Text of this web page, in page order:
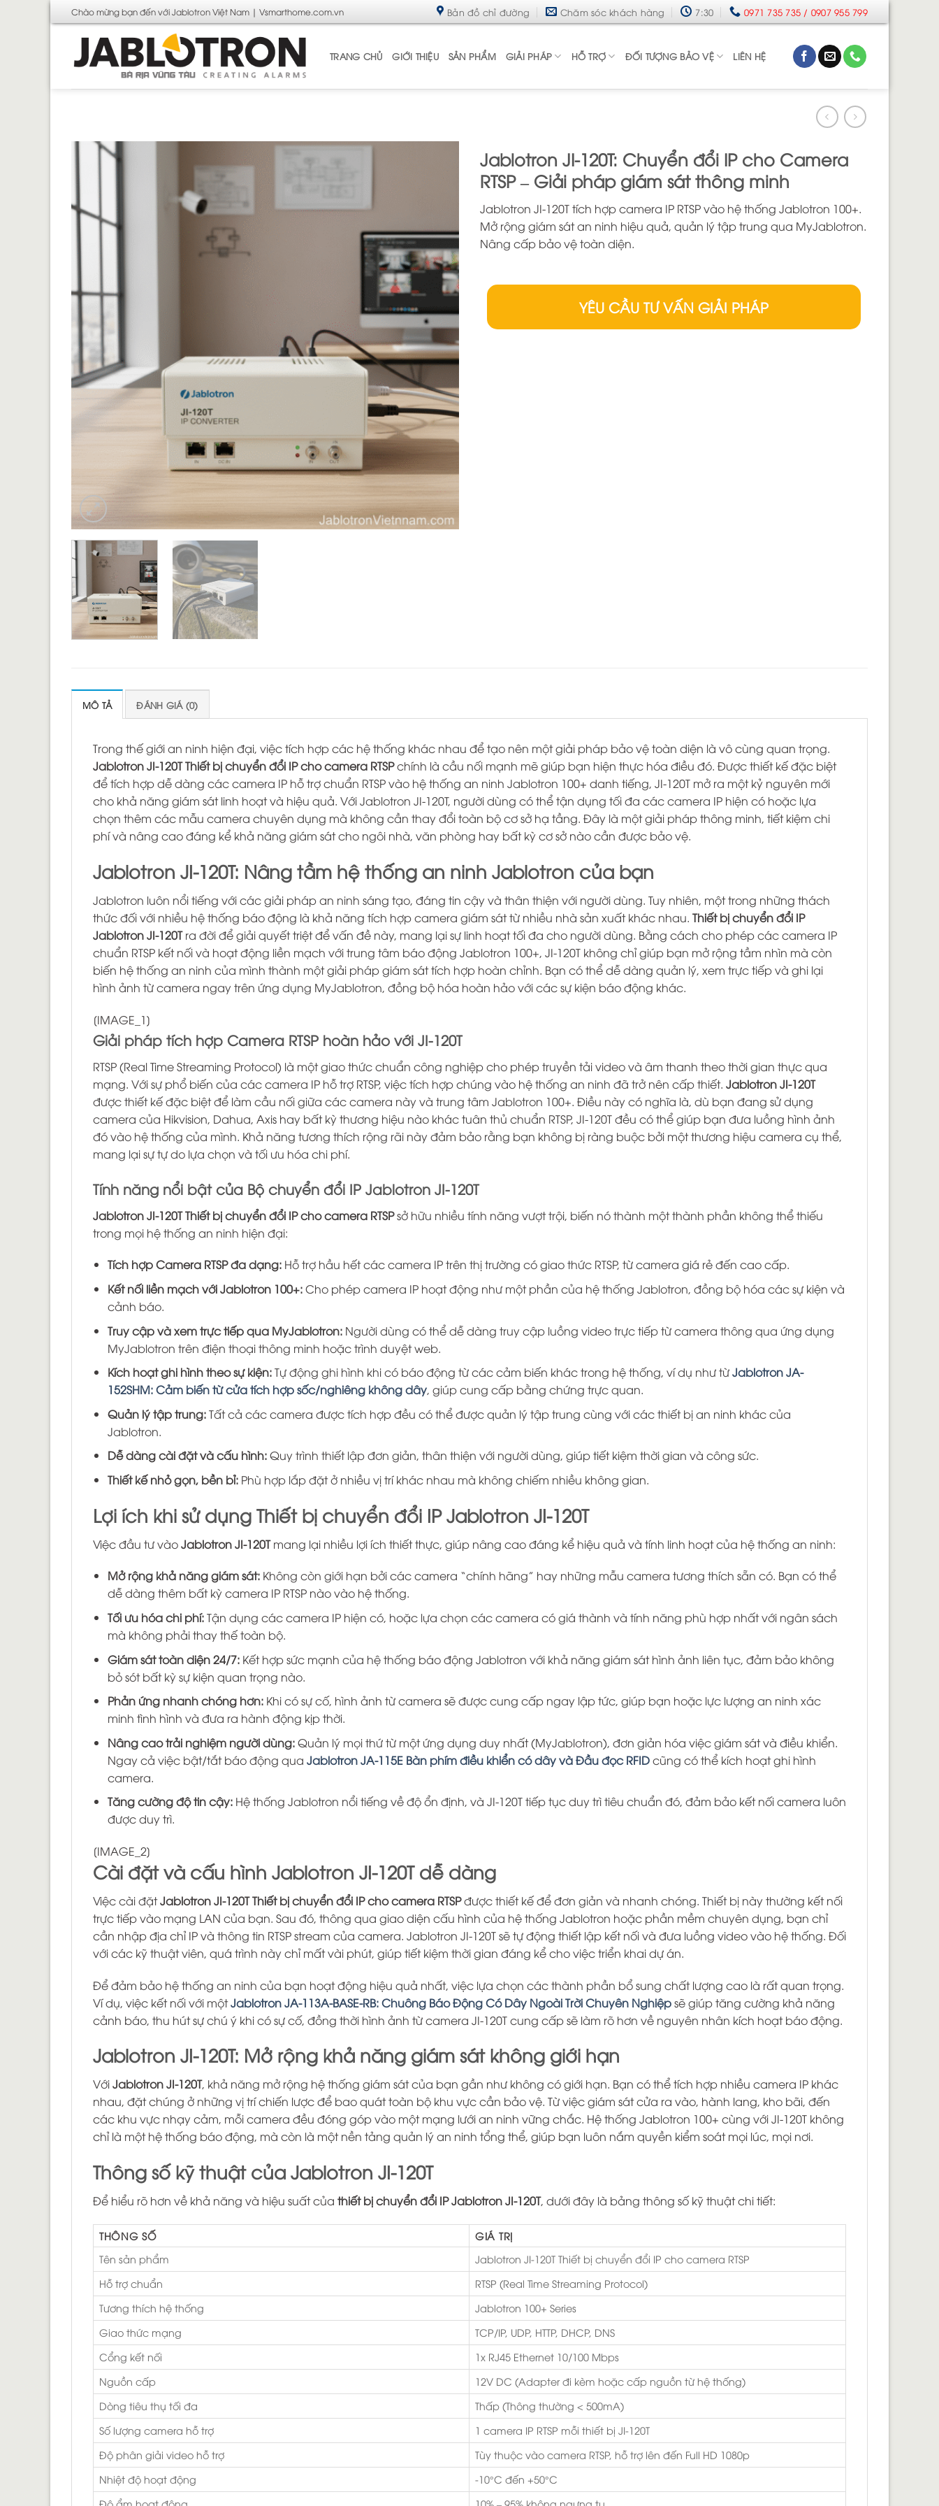
Bỏ
qua
dung
Chào mừng bạn đến với Jablotron Việt Nam | Vsmarthome.com.vn Bản đồ chỉ đường Chăm sóc khách hàng 7:30 0971 735 735 / 0907 955 799
TRANG CHỦ GIỚI THIỆU SẢN PHẨM GIẢI PHÁP HỖ TRỢ ĐỐI TƯỢNG BẢO VỆ LIÊN HỆ
Jablotron JI-120T: Chuyển đổi IP cho Camera
RTSP – Giải pháp giám sát thông minh
Jablotron JI-120T tích hợp camera IP RTSP vào hệ thống Jablotron 100+.
Mở rộng giám sát an ninh hiệu quả, quản lý tập trung qua MyJablotron.
Nâng cấp bảo vệ toàn diện.
YÊU CẦU TƯ VẤN GIẢI PHÁP
MÔ TẢ ĐÁNH GIÁ (0)
Trong thế giới an ninh hiện đại, việc tích hợp các hệ thống khác nhau để tạo nên một giải pháp bảo vệ toàn diện là vô cùng quan trọng.
Jablotron JI-120T Thiết bị chuyển đổi IP cho camera RTSPchính là cầu nối mạnh mẽ giúp bạn hiện thực hóa điều đó. Được thiết kế đặc biệt
để tích hợp dễ dàng các camera IP hỗ trợ chuẩn RTSP vào hệ thống an ninh Jablotron 100+ danh tiếng, JI-120T mở ra một kỷ nguyên mới
cho khả năng giám sát linh hoạt và hiệu quả. Với Jablotron JI-120T, người dùng có thể tận dụng tối đa các camera IP hiện có hoặc lựa
chọn thêm các mẫu camera chuyên dụng mà không cần thay đổi toàn bộ cơ sở hạ tầng. Đây là một giải pháp thông minh, tiết kiệm chi
phí và nâng cao đáng kể khả năng giám sát cho ngôi nhà, văn phòng hay bất kỳ cơ sở nào cần được bảo vệ.
Jablotron JI-120T: Nâng tầm hệ thống an ninh Jablotron của bạn
Jablotron luôn nổi tiếng với các giải pháp an ninh sáng tạo, đáng tin cậy và thân thiện với người dùng. Tuy nhiên, một trong những thách
thức đối với nhiều hệ thống báo động là khả năng tích hợp camera giám sát từ nhiều nhà sản xuất khác nhau. Thiết bị chuyển đổi IP
Jablotron JI-120Tra đời để giải quyết triệt để vấn đề này, mang lại sự linh hoạt tối đa cho người dùng. Bằng cách cho phép các camera IP
chuẩn RTSP kết nối và hoạt động liền mạch với trung tâm báo động Jablotron 100+, JI-120T không chỉ giúp bạn mở rộng tầm nhìn mà còn
biến hệ thống an ninh của mình thành một giải pháp giám sát tích hợp hoàn chỉnh. Bạn có thể dễ dàng quản lý, xem trực tiếp và ghi lại
hình ảnh từ camera ngay trên ứng dụng MyJablotron, đồng bộ hóa hoàn hảo với các sự kiện báo động khác.
[IMAGE_1]
Giải pháp tích hợp Camera RTSP hoàn hảo với JI-120T
RTSP (Real Time Streaming Protocol) là một giao thức chuẩn công nghiệp cho phép truyền tải video và âm thanh theo thời gian thực qua
mạng. Với sự phổ biến của các camera IP hỗ trợ RTSP, việc tích hợp chúng vào hệ thống an ninh đã trở nên cấp thiết. Jablotron JI-120T
được thiết kế đặc biệt để làm cầu nối giữa các camera này và trung tâm Jablotron 100+. Điều này có nghĩa là, dù bạn đang sử dụng
camera của Hikvision, Dahua, Axis hay bất kỳ thương hiệu nào khác tuân thủ chuẩn RTSP, JI-120T đều có thể giúp bạn đưa luồng hình ảnh
đó vào hệ thống của mình. Khả năng tương thích rộng rãi này đảm bảo rằng bạn không bị ràng buộc bởi một thương hiệu camera cụ thể,
mang lại sự tự do lựa chọn và tối ưu hóa chi phí.
Tính năng nổi bật của Bộ chuyển đổi IP Jablotron JI-120T
Jablotron JI-120T Thiết bị chuyển đổi IP cho camera RTSPsở hữu nhiều tính năng vượt trội, biến nó thành một thành phần không thể thiếu
trong mọi hệ thống an ninh hiện đại:
Tích hợp Camera RTSP đa dạng:Hỗ trợ hầu hết các camera IP trên thị trường có giao thức RTSP, từ camera giá rẻ đến cao cấp.
Kết nối liền mạch với Jablotron 100+:Cho phép camera IP hoạt động như một phần của hệ thống Jablotron, đồng bộ hóa các sự kiện và
cảnh báo.
Truy cập và xem trực tiếp qua MyJablotron:Người dùng có thể dễ dàng truy cập luồng video trực tiếp từ camera thông qua ứng dụng
MyJablotron trên điện thoại thông minh hoặc trình duyệt web.
Kích hoạt ghi hình theo sự kiện:Tự động ghi hình khi có báo động từ các cảm biến khác trong hệ thống, ví dụ như từJablotron JA-
152SHM: Cảm biến từ cửa tích hợp sốc/nghiêng không dây, giúp cung cấp bằng chứng trực quan.
Quản lý tập trung:Tất cả các camera được tích hợp đều có thể được quản lý tập trung cùng với các thiết bị an ninh khác của
Jablotron.
Dễ dàng cài đặt và cấu hình:Quy trình thiết lập đơn giản, thân thiện với người dùng, giúp tiết kiệm thời gian và công sức.
Thiết kế nhỏ gọn, bền bỉ:Phù hợp lắp đặt ở nhiều vị trí khác nhau mà không chiếm nhiều không gian.
Lợi ích khi sử dụng Thiết bị chuyển đổi IP Jablotron JI-120T
Việc đầu tư vàoJablotron JI-120Tmang lại nhiều lợi ích thiết thực, giúp nâng cao đáng kể hiệu quả và tính linh hoạt của hệ thống an ninh:
Mở rộng khả năng giám sát:Không còn giới hạn bởi các camera “chính hãng” hay những mẫu camera tương thích sẵn có. Bạn có thể
dễ dàng thêm bất kỳ camera IP RTSP nào vào hệ thống.
Tối ưu hóa chi phí:Tận dụng các camera IP hiện có, hoặc lựa chọn các camera có giá thành và tính năng phù hợp nhất với ngân sách
mà không phải thay thế toàn bộ.
Giám sát toàn diện 24/7:Kết hợp sức mạnh của hệ thống báo động Jablotron với khả năng giám sát hình ảnh liên tục, đảm bảo không
bỏ sót bất kỳ sự kiện quan trọng nào.
Phản ứng nhanh chóng hơn:Khi có sự cố, hình ảnh từ camera sẽ được cung cấp ngay lập tức, giúp bạn hoặc lực lượng an ninh xác
minh tình hình và đưa ra hành động kịp thời.
Nâng cao trải nghiệm người dùng:Quản lý mọi thứ từ một ứng dụng duy nhất (MyJablotron), đơn giản hóa việc giám sát và điều khiển.
Ngay cả việc bật/tắt báo động qua Jablotron JA-115E Bàn phím điều khiển có dây và Đầu đọc RFIDcũng có thể kích hoạt ghi hình
camera.
Tăng cường độ tin cậy:Hệ thống Jablotron nổi tiếng về độ ổn định, và JI-120T tiếp tục duy trì tiêu chuẩn đó, đảm bảo kết nối camera luôn
được duy trì.
[IMAGE_2]
Cài đặt và cấu hình Jablotron JI-120T dễ dàng
Việc cài đặtJablotron JI-120T Thiết bị chuyển đổi IP cho camera RTSPđược thiết kế để đơn giản và nhanh chóng. Thiết bị này thường kết nối
trực tiếp vào mạng LAN của bạn. Sau đó, thông qua giao diện cấu hình của hệ thống Jablotron hoặc phần mềm chuyên dụng, bạn chỉ
cần nhập địa chỉ IP và thông tin RTSP stream của camera. Jablotron JI-120T sẽ tự động thiết lập kết nối và đưa luồng video vào hệ thống. Đối
với các kỹ thuật viên, quá trình này chỉ mất vài phút, giúp tiết kiệm thời gian đáng kể cho việc triển khai dự án.
Để đảm bảo hệ thống an ninh của bạn hoạt động hiệu quả nhất, việc lựa chọn các thành phần bổ sung chất lượng cao là rất quan trọng.
Ví dụ, việc kết nối với mộtJablotron JA-113A-BASE-RB: Chuông Báo Động Có Dây Ngoài Trời Chuyên Nghiệpsẽ giúp tăng cường khả năng
cảnh báo, thu hút sự chú ý khi có sự cố, đồng thời hình ảnh từ camera JI-120T cung cấp sẽ làm rõ hơn về nguyên nhân kích hoạt báo động.
Jablotron JI-120T: Mở rộng khả năng giám sát không giới hạn
VớiJablotron JI-120T, khả năng mở rộng hệ thống giám sát của bạn gần như không có giới hạn. Bạn có thể tích hợp nhiều camera IP khác
nhau, đặt chúng ở những vị trí chiến lược để bao quát toàn bộ khu vực cần bảo vệ. Từ việc giám sát cửa ra vào, hành lang, kho bãi, đến
các khu vực nhạy cảm, mỗi camera đều đóng góp vào một mạng lưới an ninh vững chắc. Hệ thống Jablotron 100+ cùng với JI-120T không
chỉ là một hệ thống báo động, mà còn là một nền tảng quản lý an ninh tổng thể, giúp bạn luôn nắm quyền kiểm soát mọi lúc, mọi nơi.
Thông số kỹ thuật của Jablotron JI-120T
Để hiểu rõ hơn về khả năng và hiệu suất của thiết bị chuyển đổi IP Jablotron JI-120T, dưới đây là bảng thông số kỹ thuật chi tiết:
THÔNG SỐ
GIÁ TRỊ
Tên sản phẩm
Jablotron JI-120T Thiết bị chuyển đổi IP cho camera RTSP
Hỗ trợ chuẩn
RTSP (Real Time Streaming Protocol)
Tương thích hệ thống
Jablotron 100+ Series
Giao thức mạng
TCP/IP, UDP, HTTP, DHCP, DNS
Cổng kết nối
1x RJ45 Ethernet 10/100 Mbps
Nguồn cấp
12V DC (Adapter đi kèm hoặc cấp nguồn từ hệ thống)
Dòng tiêu thụ tối đa
Thấp (Thông thường < 500mA)
Số lượng camera hỗ trợ
1 camera IP RTSP mỗi thiết bị JI-120T
Độ phân giải video hỗ trợ
Tùy thuộc vào camera RTSP, hỗ trợ lên đến Full HD 1080p
Nhiệt độ hoạt động
-10°C đến +50°C
Độ ẩm hoạt động
10% – 95% không ngưng tụ